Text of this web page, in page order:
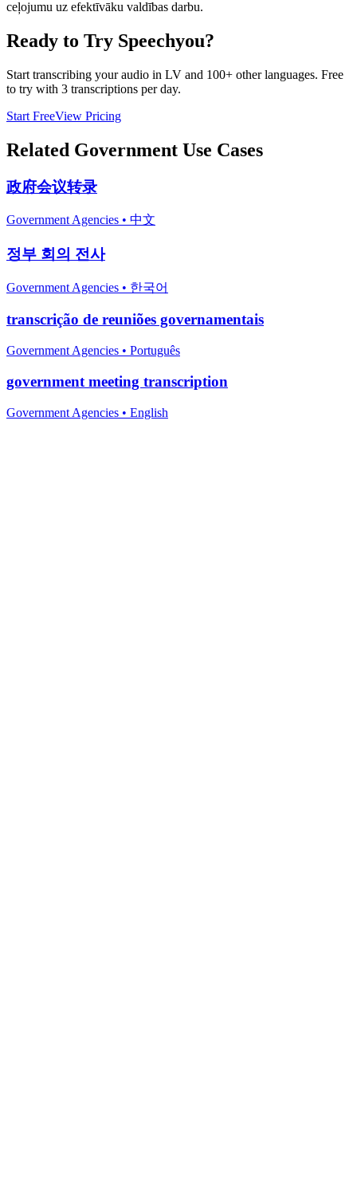
ceļojumu uz efektīvāku valdības darbu.
Ready to Try Speechyou?
Start transcribing your audio in LV and 100+ other languages. Free
to try with 3 transcriptions per day.
Start FreeView Pricing
Related Government Use Cases
政府会议转录
Government Agencies • 中文
정부 회의 전사
Government Agencies • 한국어
transcrição de reuniões governamentais
Government Agencies • Português
government meeting transcription
Government Agencies • English